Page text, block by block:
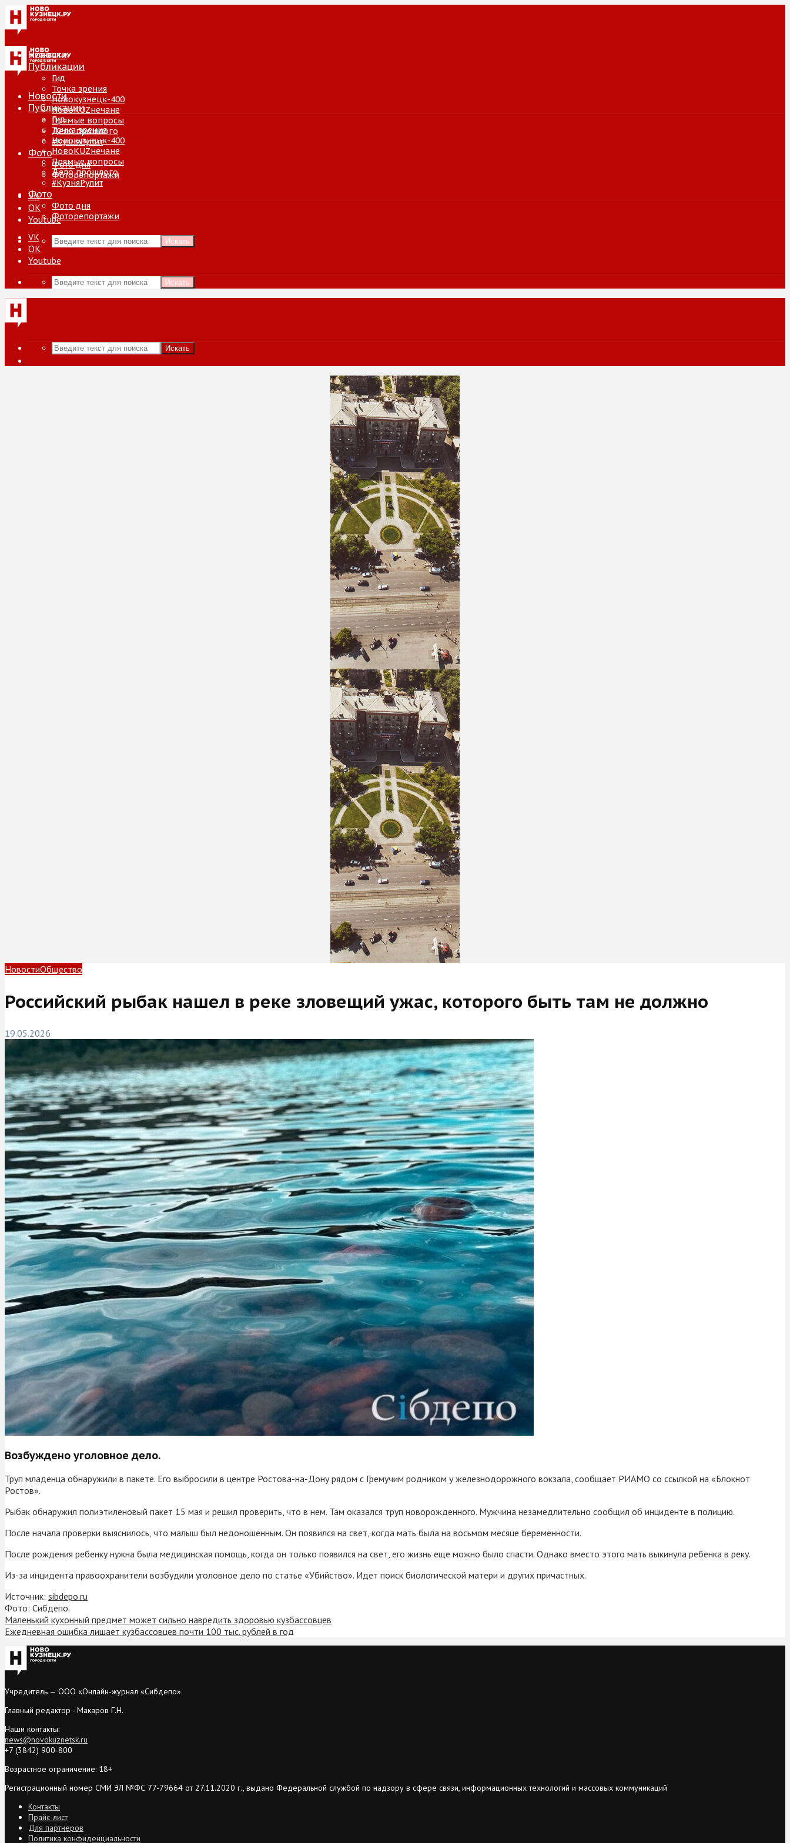
Новости
Публикации
Гид
Точка зрения
Новокузнецк-400
НовоKUZнечане
Прямые вопросы
Дело прошлого
#КузняРулит
Фото
Фото дня
Фоторепортажи
VK
ОК
Youtube
Искать
Новости
Публикации
Гид
Точка зрения
Новокузнецк-400
НовоKUZнечане
Прямые вопросы
Дело прошлого
#КузняРулит
Фото
Фото дня
Фоторепортажи
VK
ОК
Youtube
Искать
Искать
НовостиОбщество
Российский рыбак нашел в реке зловещий ужас, которого быть там не должно
19.05.2026
Возбуждено уголовное дело.
Труп младенца обнаружили в пакете. Его выбросили в центре Ростова-на-Дону рядом с Гремучим родником у железнодорожного вокзала, сообщает РИАМО со ссылкой на «Блокнот
Ростов».
Рыбак обнаружил полиэтиленовый пакет 15 мая и решил проверить, что в нем. Там оказался труп новорожденного. Мужчина незамедлительно сообщил об инциденте в полицию.
После начала проверки выяснилось, что малыш был недоношенным. Он появился на свет, когда мать была на восьмом месяце беременности.
После рождения ребенку нужна была медицинская помощь, когда он только появился на свет, его жизнь еще можно было спасти. Однако вместо этого мать выкинула ребенка в реку.
Из-за инцидента правоохранители возбудили уголовное дело по статье «Убийство». Идет поиск биологической матери и других причастных.
Источник: sibdepo.ru
Фото: Сибдепо.
Маленький кухонный предмет может сильно навредить здоровью кузбассовцев
Ежедневная ошибка лишает кузбассовцев почти 100 тыс. рублей в год
Учредитель — ООО «Онлайн-журнал «Сибдепо».
Главный редактор - Макаров Г.Н.
Наши контакты:
news@novokuznetsk.ru
+7 (3842) 900-800
Возрастное ограничение: 18+
Регистрационный номер СМИ ЭЛ №ФС 77-79664 от 27.11.2020 г., выдано Федеральной службой по надзору в сфере связи, информационных технологий и массовых коммуникаций
Контакты
Прайс-лист
Для партнеров
Политика конфиденциальности